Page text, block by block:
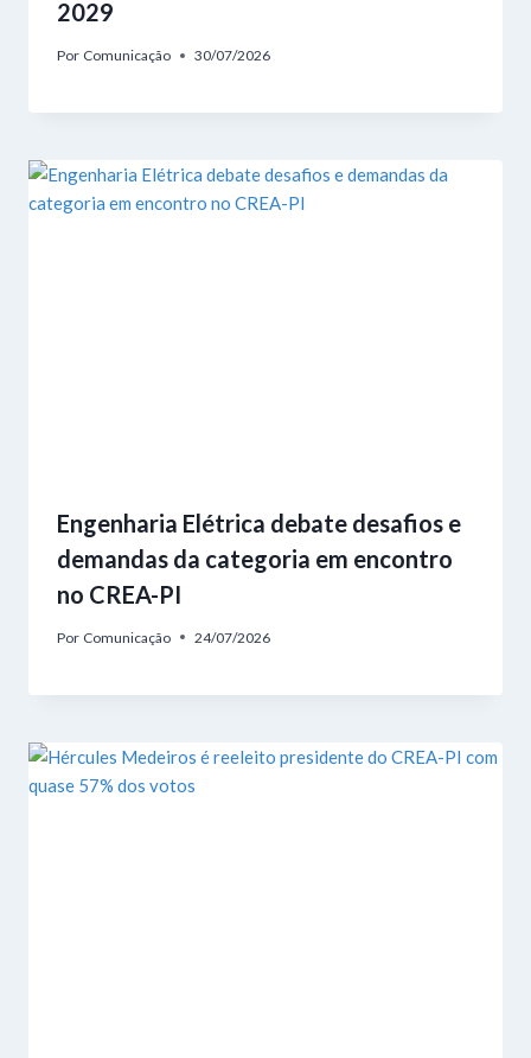
2029
Por Comunicação 30/07/2026
Engenharia Elétrica debate desafios e
demandas da categoria em encontro
no CREA-PI
Por Comunicação 24/07/2026